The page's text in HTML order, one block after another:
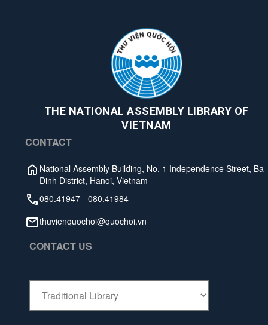
THE NATIONAL ASSEMBLY LIBRARY OF
VIETNAM
CONTACT
National Assembly Building, No. 1 Independence Street, Ba
Dinh District, Hanoi, Vietnam
080.41947 - 080.41984
thuvienquochoi@quochoi.vn
CONTACT US